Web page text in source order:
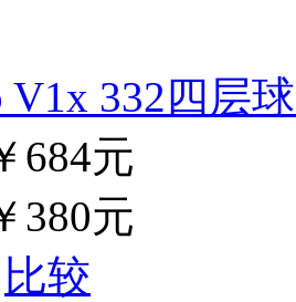
V1x 332四层
684元
380元
比较